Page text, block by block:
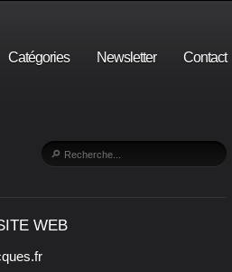
Catégories Newsletter Contact
WEB